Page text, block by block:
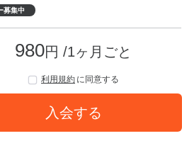
募集中
980円 /1ヶ月ごと
利用規約 に同意する
入会する